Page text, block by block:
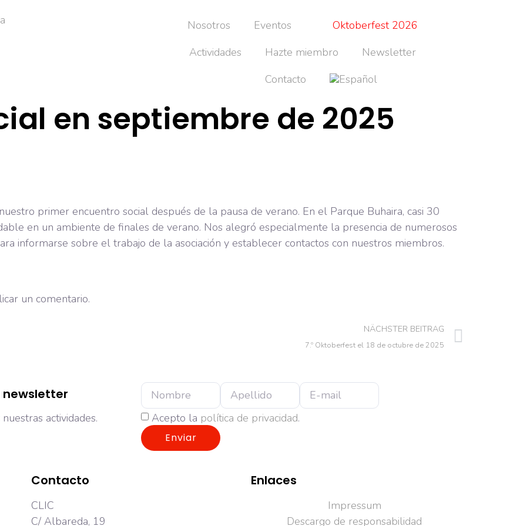
Nosotros Eventos
Oktoberfest 2026
Actividades
Hazte miembro
Newsletter
Contacto
en septiembre de 2025
primer encuentro social después de la pausa de verano. En el Parque Buhaira, casi 30
en un ambiente de finales de verano. Nos alegró especialmente la presencia de numerosos
informarse sobre el trabajo de la asociación y establecer contactos con nuestros miembros.
un comentario.
NÄCHSTER BEITRAG
7.º Oktoberfest el 18 de octubre de 2025
newsletter
actividades. Acepto la política de privacidad.
Enviar
Contacto
CLIC
C/ Albareda, 19
Enlaces
Impressum
Descargo de responsabilidad